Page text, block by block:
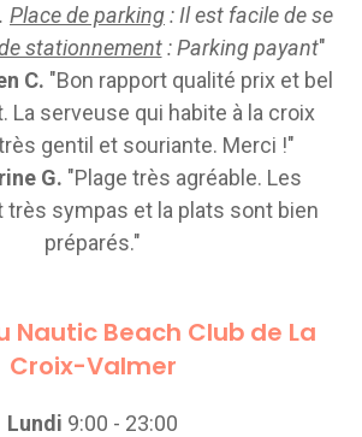
Place de parking: Il est facile de se
stationnement: Parking payant"
C. "Bon rapport qualité prix et bel
La serveuse qui habite à la croix
gentil et souriante. Merci !"
G. "Plage très agréable. Les
très sympas et la plats sont bien
préparés."
Nautic Beach Club de La
Croix-Valmer
Lundi 9:00 - 23:00